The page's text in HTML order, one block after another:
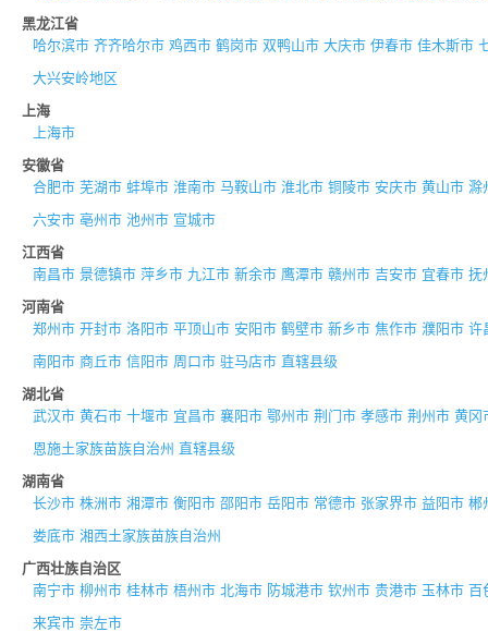
黑龙江省
哈尔滨市 齐齐哈尔市 鸡西市 鹤岗市 双鸭山市 大庆市 伊春市 佳木斯市
大兴安岭地区
上海
上海市
安徽省
合肥市 芜湖市 蚌埠市 淮南市 马鞍山市 淮北市 铜陵市 安庆市 黄山市 滁
六安市 亳州市 池州市 宣城市
江西省
南昌市 景德镇市 萍乡市 九江市 新余市 鹰潭市 赣州市 吉安市 宜春市 抚
河南省
郑州市 开封市 洛阳市 平顶山市 安阳市 鹤壁市 新乡市 焦作市 濮阳市 许
南阳市 商丘市 信阳市 周口市 驻马店市 直辖县级
湖北省
武汉市 黄石市 十堰市 宜昌市 襄阳市 鄂州市 荆门市 孝感市 荆州市 黄冈
恩施土家族苗族自治州 直辖县级
湖南省
长沙市 株洲市 湘潭市 衡阳市 邵阳市 岳阳市 常德市 张家界市 益阳市 郴
娄底市 湘西土家族苗族自治州
广西壮族自治区
南宁市 柳州市 桂林市 梧州市 北海市 防城港市 钦州市 贵港市 玉林市 百
来宾市 崇左市